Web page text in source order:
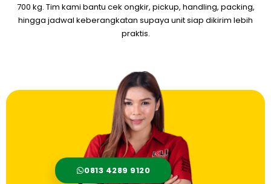
700 kg. Tim kami bantu cek ongkir, pickup, handling, packing,
hingga jadwal keberangkatan supaya unit siap dikirim lebih
praktis.
0813 4289 9120